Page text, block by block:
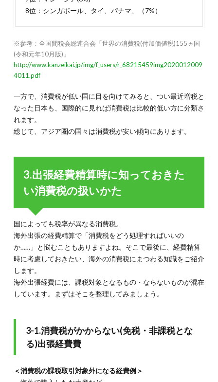
8位：シンガポール、タイ、パナマ、（7%）
※参考：全国間税会総連合会「世界の消費税(付加価値税)155ヵ国
(令和元年10月版)」
http://www.kanzeikai.jp/img/f_users/r_68215459img2020012009
4011.pdf
一方で、消費税が低い国に目を向けてみると、つい最近増税と
なった日本も、国際的に見れば消費税は比較的低い方に分類さ
れます。
総じて、アジア圏の国々は消費税が安い傾向にあります。
3.出張経費精算時に知っておきた
い消費税の扱いかた
国によっても税率が異なる消費税。
海外出張の経費精算で「消費税をどう処理すればいいの
か……」と悩むこともありますよね。そこで最後に、経費精算
時に考慮しておきたい、海外の消費税にまつわる知識をご紹介
します。
海外出張経費には、課税対象となるもの・ならないものが混在
しています。まずはそこを整理してみましょう。
3-1.消費税がかからない(免税・非課税とな
る)出張経費費
＜消費税の課税取引対象外になる経費例＞